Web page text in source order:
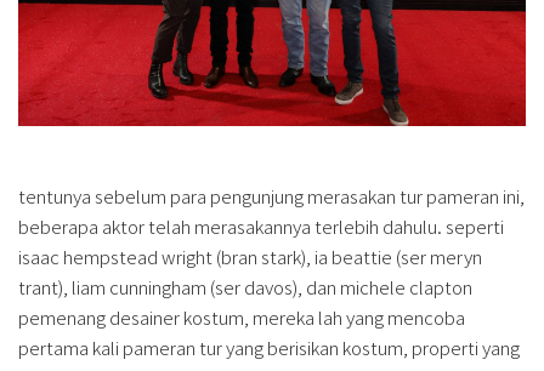
tentunya sebelum para pengunjung merasakan tur pameran ini,
beberapa aktor telah merasakannya terlebih dahulu. seperti
isaac hempstead wright (bran stark), ia beattie (ser meryn
trant), liam cunningham (ser davos), dan michele clapton
pemenang desainer kostum, mereka lah yang mencoba
pertama kali pameran tur yang berisikan kostum, properti yang